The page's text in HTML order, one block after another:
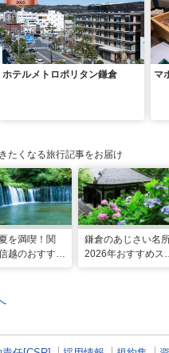
ホテルメトロポリタン鎌倉 マ
たくなる旅行記事をお届け
を満喫！関
越のおすすめ
鎌倉のあじさい名
2026年おすすめス